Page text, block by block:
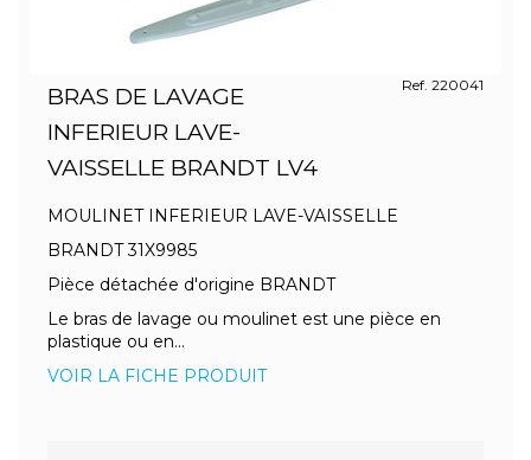
BRAS DE LAVAGE
INFERIEUR LAVE-
VAISSELLE BRANDT LV4
Ref. 220041
MOULINET INFERIEUR LAVE-VAISSELLE
BRANDT 31X9985
Pièce détachée d'origine BRANDT
Le bras de lavage ou moulinet est une pièce en
plastique ou en...
VOIR LA FICHE PRODUIT